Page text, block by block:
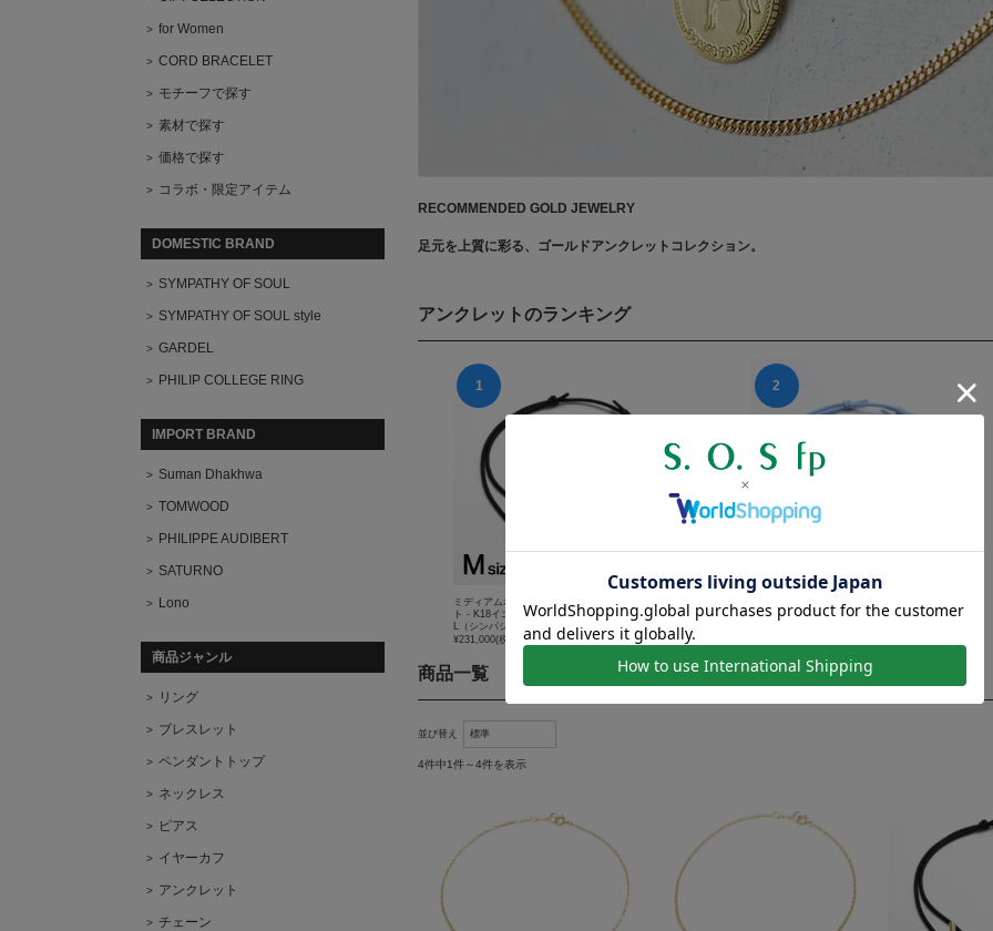
RECOMMENDED GOLD JEWELRY
足元を上質に彩る、ゴールドアンクレットコレクション。
アンクレットのランキング
1
ミディアムホースシュートグルコードブレスレッ
ト - K18イエローゴールド SYMPATHY OF SOU
L（シンパシーオブソウル） B.R.CHANNEL紹介
¥231,000(税込)
2
ラージホースシュートグルコードブレスレット - K
18イエローゴールド SYMPATHY OF SOUL（シ
並び替え
4件中1件～4件を表示
商品一覧
for Women
CORD BRACELET
モチーフで探す
素材で探す
価格で探す
コラボ・限定アイテム
DOMESTIC BRAND
SYMPATHY OF SOUL
SYMPATHY OF SOUL style
GARDEL
PHILIP COLLEGE RING
IMPORT BRAND
Suman Dhakhwa
TOMWOOD
PHILIPPE AUDIBERT
SATURNO
Lono
商品ジャンル
リング
ブレスレット
ペンダントトップ
ネックレス
ピアス
イヤーカフ
アンクレット
チェーン